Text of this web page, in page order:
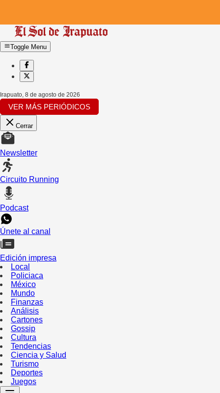
Toggle Menu
Irapuato, 8 de agosto de 2026
VER MÁS PERIÓDICOS
Cerrar
Newsletter
Circuito Running
Podcast
Únete al canal
Edición impresa
Local
Policiaca
México
Mundo
Finanzas
Análisis
Cartones
Gossip
Cultura
Tendencias
Ciencia y Salud
Turismo
Deportes
Juegos